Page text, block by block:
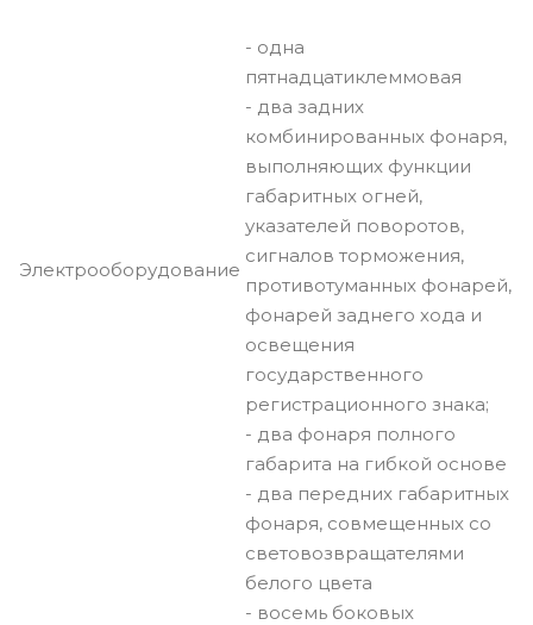
Электрооборудование
- одна
пятнадцатиклеммовая
- два задних
комбинированных фонаря,
выполняющих функции
габаритных огней,
указателей поворотов,
сигналов торможения,
противотуманных фонарей,
фонарей заднего хода и
освещения
государственного
регистрационного знака;
- два фонаря полного
габарита на гибкой основе
- два передних габаритных
фонаря, совмещенных со
световозвращателями
белого цвета
- восемь боковых